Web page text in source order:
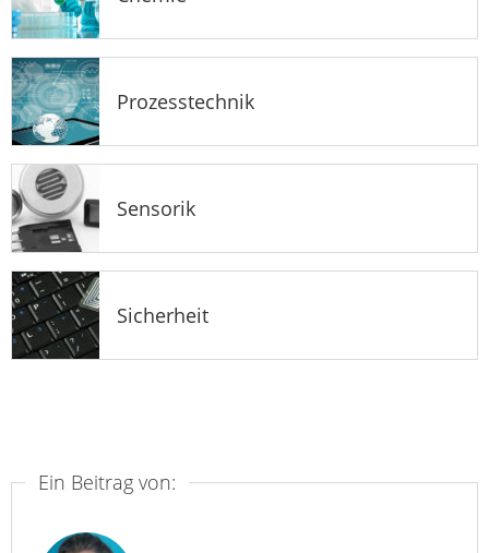
Prozesstechnik
Sensorik
Sicherheit
Ein Beitrag von: